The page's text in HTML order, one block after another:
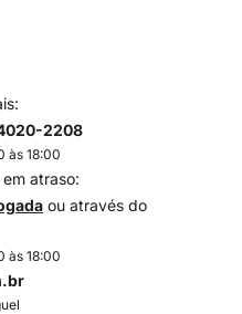
2208
às 18:00
atraso:
ou através do
às 18:00